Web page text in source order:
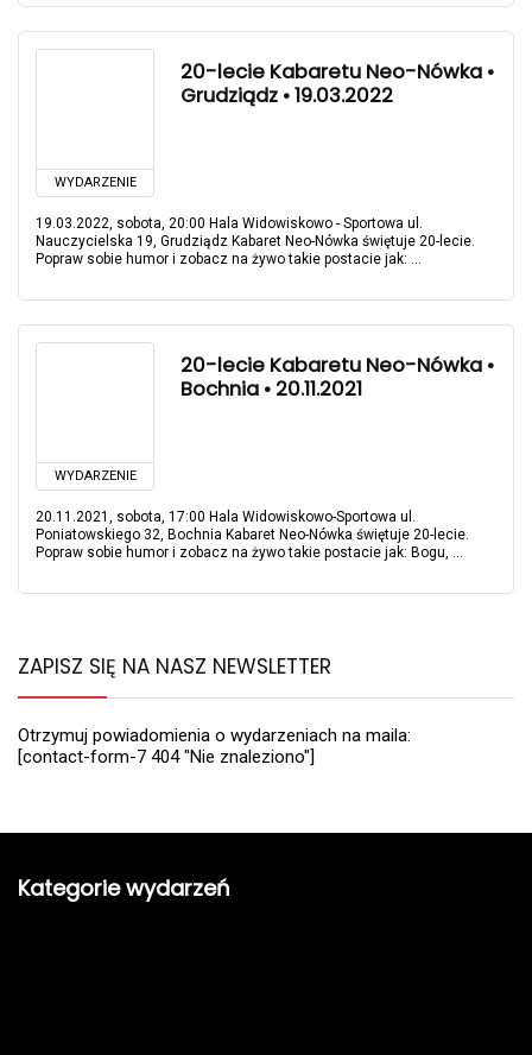
WYDARZENIE
20-lecie Kabaretu Neo-Nówka •
Grudziądz • 19.03.2022
19.03.2022, sobota, 20:00 Hala Widowiskowo - Sportowa ul.
Nauczycielska 19, Grudziądz Kabaret Neo-Nówka świętuje 20-lecie.
Popraw sobie humor i zobacz na żywo takie postacie jak: ...
WYDARZENIE
20-lecie Kabaretu Neo-Nówka •
Bochnia • 20.11.2021
20.11.2021, sobota, 17:00 Hala Widowiskowo-Sportowa ul.
Poniatowskiego 32, Bochnia Kabaret Neo-Nówka świętuje 20-lecie.
Popraw sobie humor i zobacz na żywo takie postacie jak: Bogu, ...
ZAPISZ SIĘ NA NASZ NEWSLETTER
Otrzymuj powiadomienia o wydarzeniach na maila:
[contact-form-7 404 "Nie znaleziono"]
Kategorie wydarzeń